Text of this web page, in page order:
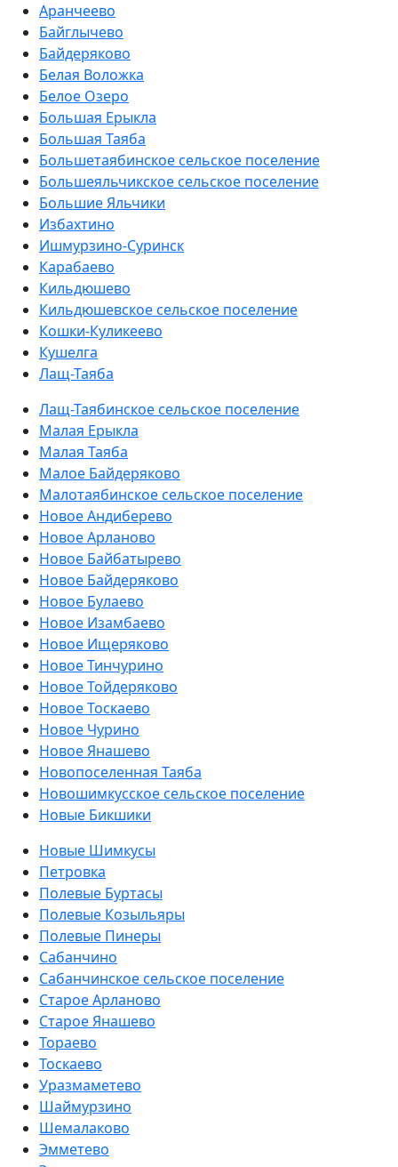
Аранчеево
Байглычево
Байдеряково
Белая Воложка
Белое Озеро
Большая Ерыкла
Большая Таяба
Большетаябинское сельское поселение
Большеяльчикское сельское поселение
Большие Яльчики
Избахтино
Ишмурзино-Суринск
Карабаево
Кильдюшево
Кильдюшевское сельское поселение
Кошки-Куликеево
Кушелга
Лащ-Таяба
Лащ-Таябинское сельское поселение
Малая Ерыкла
Малая Таяба
Малое Байдеряково
Малотаябинское сельское поселение
Новое Андиберево
Новое Арланово
Новое Байбатырево
Новое Байдеряково
Новое Булаево
Новое Изамбаево
Новое Ищеряково
Новое Тинчурино
Новое Тойдеряково
Новое Тоскаево
Новое Чурино
Новое Янашево
Новопоселенная Таяба
Новошимкусское сельское поселение
Новые Бикшики
Новые Шимкусы
Петровка
Полевые Буртасы
Полевые Козыльяры
Полевые Пинеры
Сабанчино
Сабанчинское сельское поселение
Старое Арланово
Старое Янашево
Тораево
Тоскаево
Уразмаметево
Шаймурзино
Шемалаково
Эмметево